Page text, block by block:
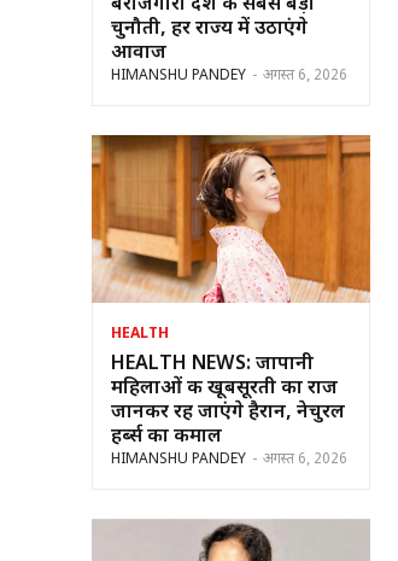
बेरोजगारी देश की सबसे बड़ी
चुनौती, हर राज्य में उठाएंगे
आवाज
HIMANSHU PANDEY - अगस्त 6, 2026
HEALTH
HEALTH NEWS: जापानी
महिलाओं की खूबसूरती का राज
जानकर रह जाएंगे हैरान, नेचुरल
हर्ब्स का कमाल
HIMANSHU PANDEY - अगस्त 6, 2026